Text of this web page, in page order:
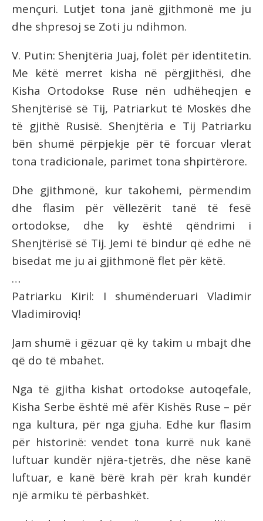
mençuri. Lutjet tona janë gjithmonë me ju
dhe shpresoj se Zoti ju ndihmon.
V. Putin: Shenjtëria Juaj, folët për identitetin.
Me këtë merret kisha në përgjithësi, dhe
Kisha Ortodokse Ruse nën udhëheqjen e
Shenjtërisë së Tij, Patriarkut të Moskës dhe
të gjithë Rusisë. Shenjtëria e Tij Patriarku
bën shumë përpjekje për të forcuar vlerat
tona tradicionale, parimet tona shpirtërore.
Dhe gjithmonë, kur takohemi, përmendim
dhe flasim për vëllezërit tanë të fesë
ortodokse, dhe ky është qëndrimi i
Shenjtërisë së Tij. Jemi të bindur që edhe në
bisedat me ju ai gjithmonë flet për këtë.
…
Patriarku Kiril: I shumënderuari Vladimir
Vladimiroviq!
Jam shumë i gëzuar që ky takim u mbajt dhe
që do të mbahet.
Nga të gjitha kishat ortodokse autoqefale,
Kisha Serbe është më afër Kishës Ruse – për
nga kultura, për nga gjuha. Edhe kur flasim
për historinë: vendet tona kurrë nuk kanë
luftuar kundër njëra-tjetrës, dhe nëse kanë
luftuar, e kanë bërë krah për krah kundër
një armiku të përbashkët.